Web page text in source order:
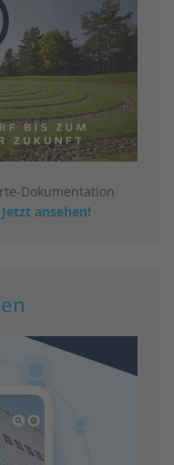
Dokumentation
Jetzt ansehen!